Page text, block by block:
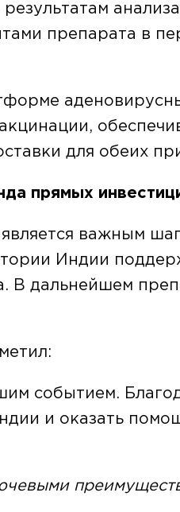
препарата в
для обеих
прямых
является важным
Индии
дальнейшем
событием.
и оказать